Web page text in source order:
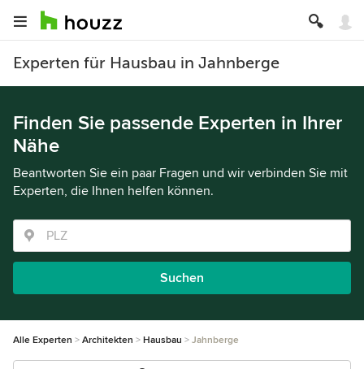
Experten für Hausbau in Jahnberge
Finden Sie passende Experten in Ihrer
Nähe
Beantworten Sie ein paar Fragen und wir verbinden Sie mit
Experten, die Ihnen helfen können.
Suchen
Alle Experten Architekten Hausbau Jahnberge